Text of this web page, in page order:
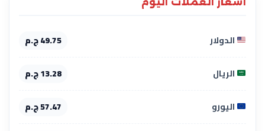
الدولار 49.75 ج.م
الريال 13.28 ج.م
اليورو 57.47 ج.م